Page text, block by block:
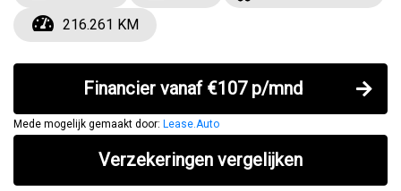
216.261 KM
Financier vanaf €107 p/mnd
Mede mogelijk gemaakt door: Lease.Auto
Verzekeringen vergelijken